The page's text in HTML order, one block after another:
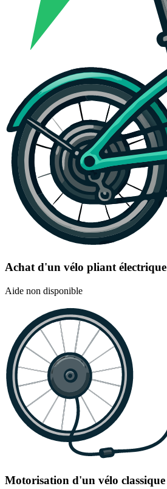
Achat d'un vélo pliant électrique
Aide non disponible
Motorisation d'un vélo classique